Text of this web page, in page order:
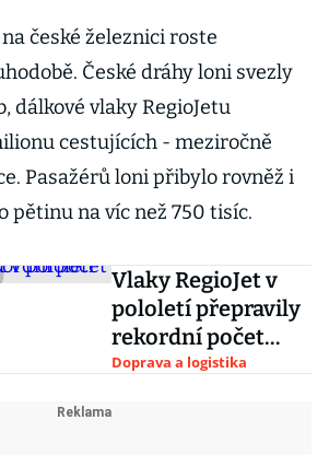
české železnici roste
České dráhy loni svezly
dálkové vlaky RegioJetu
cestujících - meziročně
Pasažérů loni přibylo rovněž i
pětinu na víc než 750 tisíc.
Vlaky RegioJet v
pololetí přepravily
rekordní počet
cestujících
Doprava a logistika